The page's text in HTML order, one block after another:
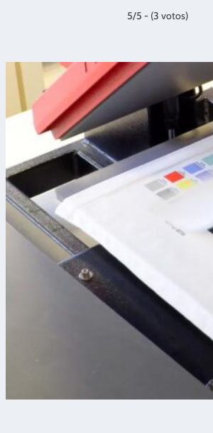
5/5 - (3 votos)